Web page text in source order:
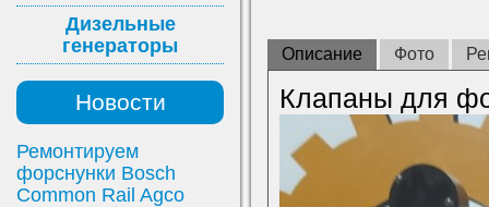
Описание Фото
Клапаны для
Дизельные
генераторы
Новости
Ремонтируем
форснунки Bosch
Common Rail Agco